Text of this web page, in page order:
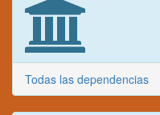
Todas las dependencias